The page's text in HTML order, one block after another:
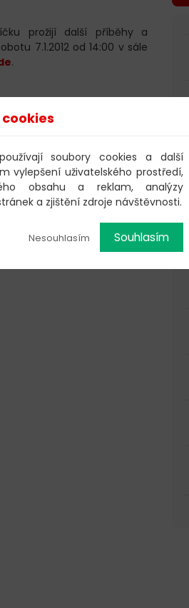
prožijí další příběhy a
7.1.2012 od 14:00 v sále
.
Čmeldy a Brumdy a
roháče aj.
Zdeňka Svěráka.
produkce
soubory cookies a další
vylepšení uživatelského prostředí,
obsahu a reklam, analýzy
a zjištění zdroje návštěvnosti.
Nesouhlasím Souhlasím